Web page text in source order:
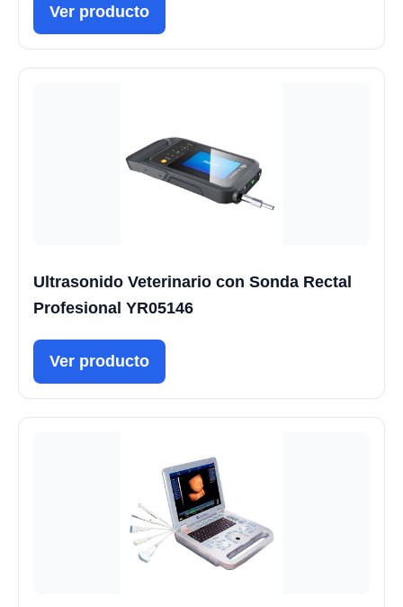
Ver producto
Ultrasonido Veterinario con Sonda Rectal
Profesional YR05146
Ver producto